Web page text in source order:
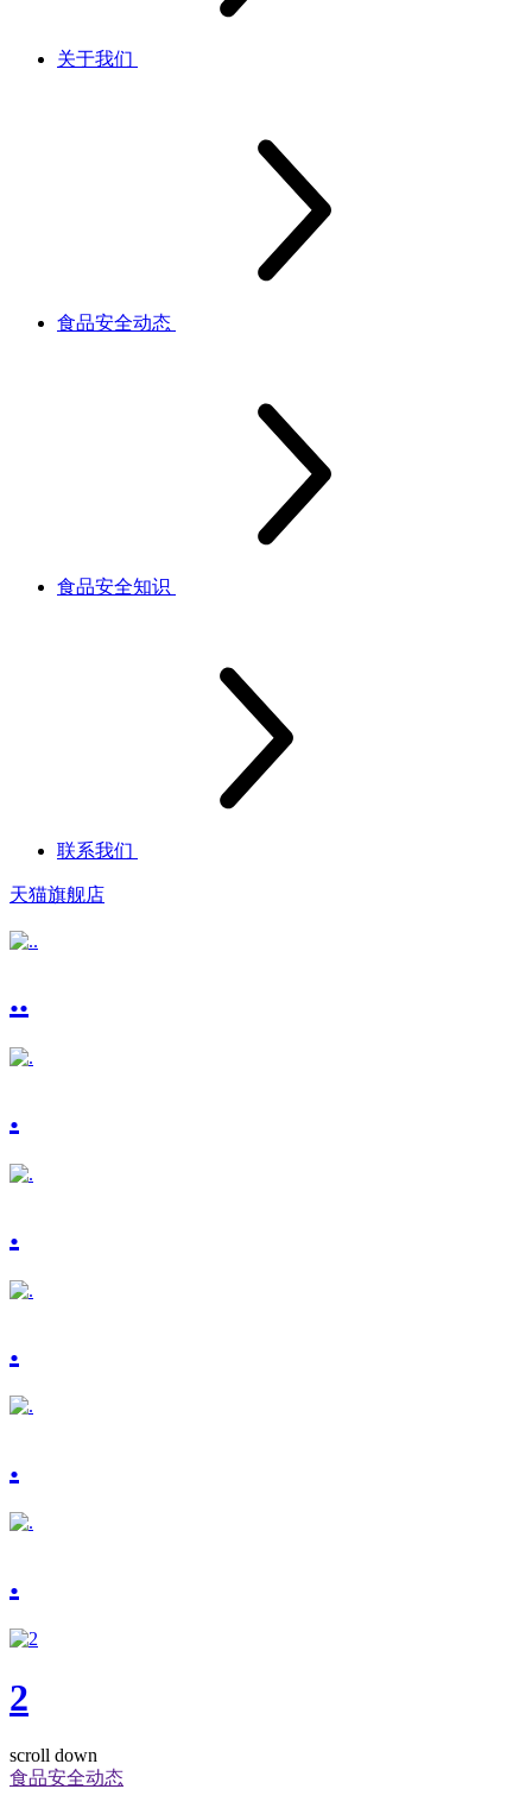
关于我们
食品安全动态
食品安全知识
联系我们
天猫旗舰店
..
.
.
.
.
.
2
scroll down
食品安全动态